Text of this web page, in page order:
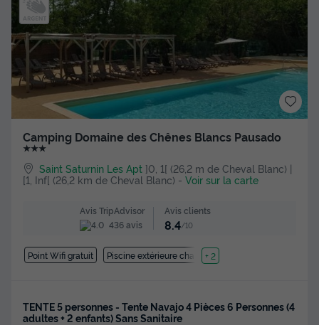
Camping Domaine des Chênes Blancs Pausado
★★★
Saint Saturnin Les Apt ]0, 1[ (26,2 m de Cheval Blanc) |
[1, Inf[ (26,2 km de Cheval Blanc) - Voir sur la carte
Avis TripAdvisor
436 avis
Avis clients
8.4/10
Point Wifi gratuit Piscine extérieure chauffée
+ 2
TENTE 5 personnes - Tente Navajo 4 Pièces 6 Personnes (4
adultes + 2 enfants) Sans Sanitaire